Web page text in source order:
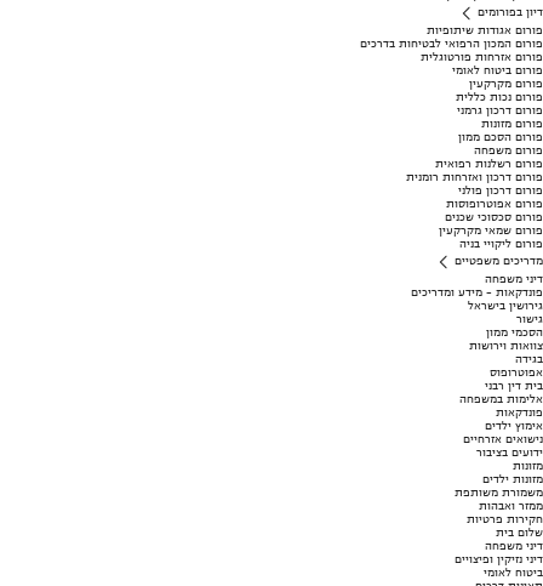
דיון בפורומים
פורום אגודות שיתופיות
פורום המכון הרפואי לבטיחות בדרכים
פורום אזרחות פורטוגלית
פורום ביטוח לאומי
פורום מקרקעין
פורום נכות כללית
פורום דרכון גרמני
פורום מזונות
פורום הסכם ממון
פורום משפחה
פורום רשלנות רפואית
פורום דרכון ואזרחות רומנית
פורום דרכון פולני
פורום אפוטרופוסות
פורום סכסוכי שכנים
פורום שמאי מקרקעין
פורום ליקויי בניה
מדריכים משפטיים
דיני משפחה
פונדקאות - מידע ומדריכים
גירושין בישראל
גישור
הסכמי ממון
צוואות וירושות
בגידה
אפוטרופוס
בית דין רבני
אלימות במשפחה
פונדקאות
אימוץ ילדים
נישואים אזרחיים
ידועים בציבור
מזונות
מזונות ילדים
משמורת משותפת
ממזר ואבהות
חקירות פרטיות
שלום בית
דיני משפחה
דיני נזיקין ופיצויים
ביטוח לאומי